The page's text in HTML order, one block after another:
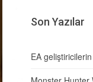
Son Yazılar
EA